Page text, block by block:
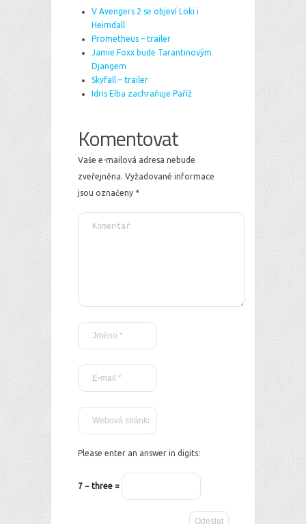
V Avengers 2 se objeví Loki i
Heimdall
Prometheus – trailer
Jamie Foxx bude Tarantinovým
Djangem
Skyfall – trailer
Idris Elba zachraňuje Paříž
Komentovat
Vaše e-mailová adresa nebude
zveřejněna. Vyžadované informace
jsou označeny *
Please enter an answer in digits:
7 − three =